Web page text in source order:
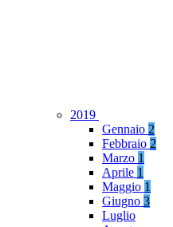
2019
Gennaio 2
Febbraio 2
Marzo 1
Aprile 1
Maggio 1
Giugno 3
Luglio